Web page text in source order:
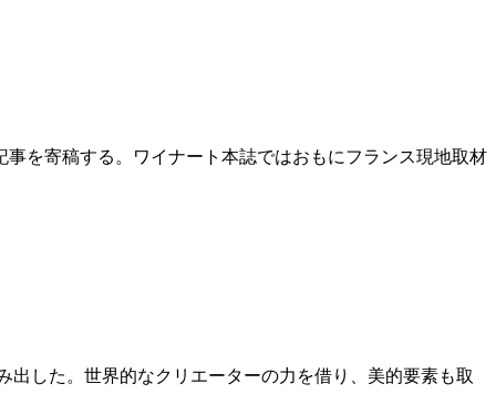
を寄稿する。ワイナート本誌ではおもにフランス現地取材
した。世界的なクリエーターの力を借り、美的要素も取